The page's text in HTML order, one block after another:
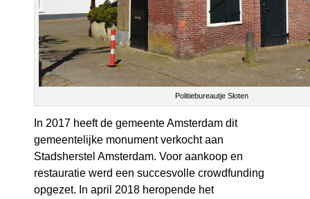
Politiebureautje Sloten
In 2017 heeft de gemeente Amsterdam dit
gemeentelijke monument verkocht aan
Stadsherstel Amsterdam. Voor aankoop en
restauratie werd een succesvolle crowdfunding
opgezet. In april 2018 heropende het